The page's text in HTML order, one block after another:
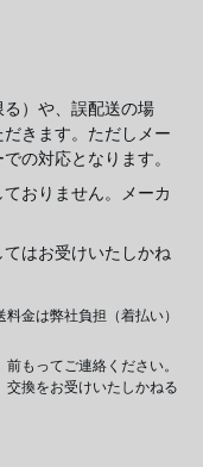
）や、誤配送の場
きます。ただしメー
の対応となります。
おりません。メーカ
はお受けいたしかね
金は弊社負担（着払い）
もってご連絡ください。
換をお受けいたしかねる